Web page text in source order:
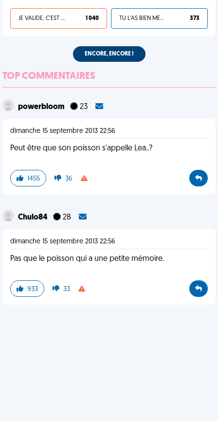
JE VALIDE, C'EST UNE VDM 1 040 TU L'AS BIEN MÉRITÉ 373
ENCORE, ENCORE !
TOP COMMENTAIRES
powerbloom 23
dimanche 15 septembre 2013 22:56
Peut être que son poisson s'appelle Lea..?
1455 36
Chulo84 28
dimanche 15 septembre 2013 22:56
Pas que le poisson qui a une petite mémoire.
933 33